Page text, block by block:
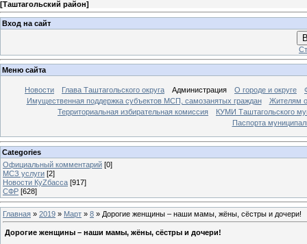
[Таштагольский район]
Вход на сайт
Меню сайта
Новости Глава Таштагольского округа Администрация О городе и округе
Имущественная поддержка субъектов МСП, самозанятых граждан
Жителям
Территориальная избирательная комиссия
КУМИ Таштагольского
Паспорта
Categories
Официальный комментарий [0]
МСЗ услуги [2]
Новости КуZбасса [917]
СФР [628]
Главная » 2019 » Март » 8 » Дорогие женщины – наши мамы, жёны, сёстры и дочери!
Дорогие женщины – наши мамы, жёны, сёстры и дочери!